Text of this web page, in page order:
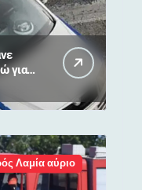
για
Λαμία αύριο